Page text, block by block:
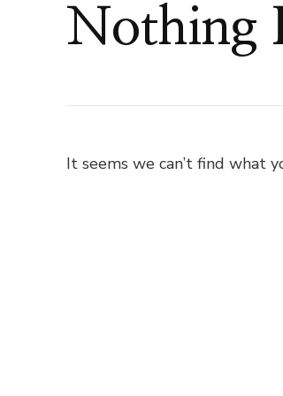
Nothing
It seems we can’t find what